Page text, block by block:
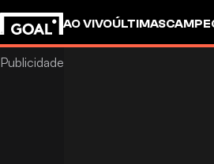
AO VIVOÚLTIMAS